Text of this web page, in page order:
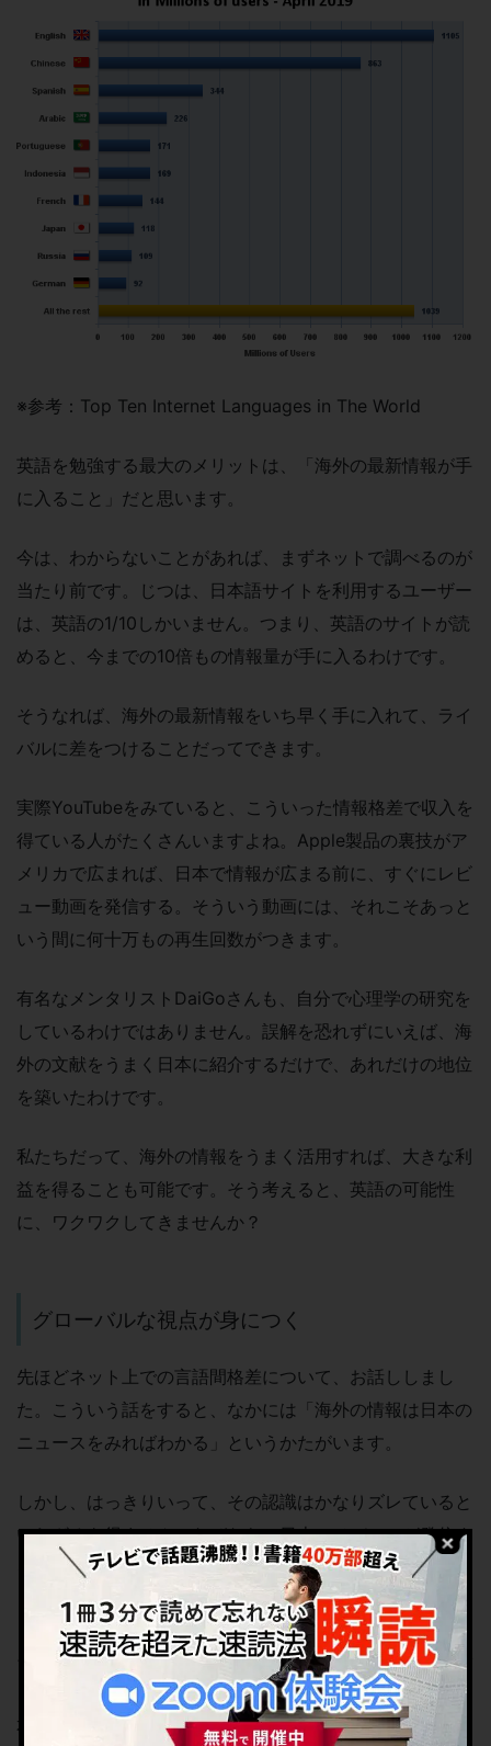
※参考：Top Ten Internet Languages in The World
英語を勉強する最大のメリットは、「海外の最新情報が手
に入ること」だと思います。
今は、わからないことがあれば、まずネットで調べるのが
当たり前です。じつは、日本語サイトを利用するユーザー
は、英語の1/10しかいません。つまり、英語のサイトが読
めると、今までの10倍もの情報量が手に入るわけです。
そうなれば、海外の最新情報をいち早く手に入れて、ライ
バルに差をつけることだってできます。
実際YouTubeをみていると、こういった情報格差で収入を
得ている人がたくさんいますよね。Apple製品の裏技がア
メリカで広まれば、日本で情報が広まる前に、すぐにレビ
ュー動画を発信する。そういう動画には、それこそあっと
いう間に何十万もの再生回数がつきます。
有名なメンタリストDaiGoさんも、自分で心理学の研究を
しているわけではありません。誤解を恐れずにいえば、海
外の文献をうまく日本に紹介するだけで、あれだけの地位
を築いたわけです。
私たちだって、海外の情報をうまく活用すれば、大きな利
益を得ることも可能です。そう考えると、英語の可能性
に、ワクワクしてきませんか？
グローバルな視点が身につく
先ほどネット上での言語間格差について、お話ししまし
た。こういう話をすると、なかには「海外の情報は日本の
ニュースをみればわかる」というかたがいます。
しかし、はっきりいって、その認識はかなりズレていると
いわざるを得ません。なぜなら、日本のメディアが発信す
るニュースには、日本人としてのバイアス（偏り）が大き
くかかっている可能性が高いからです。
その点、海外の情報が理解できると、日本の情報と比較で
きます。実際英語のニュースをみていると、「あれっ、日
本とかなり論調が違うな……」と感じる場面がしょっちゅ